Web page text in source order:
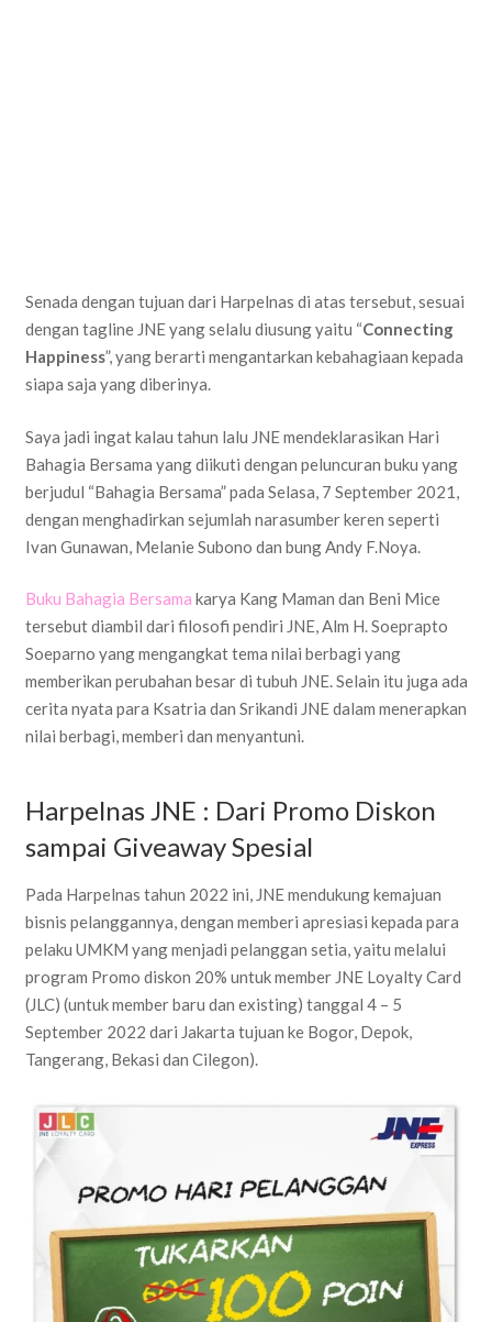
Senada dengan tujuan dari Harpelnas di atas tersebut, sesuai
dengan tagline JNE yang selalu diusung yaitu “Connecting
Happiness”, yang berarti mengantarkan kebahagiaan kepada
siapa saja yang diberinya.
Saya jadi ingat kalau tahun lalu JNE mendeklarasikan Hari
Bahagia Bersama yang diikuti dengan peluncuran buku yang
berjudul “Bahagia Bersama” pada Selasa, 7 September 2021,
dengan menghadirkan sejumlah narasumber keren seperti
Ivan Gunawan, Melanie Subono dan bung Andy F.Noya.
Buku Bahagia Bersama karya Kang Maman dan Beni Mice
tersebut diambil dari filosofi pendiri JNE, Alm H. Soeprapto
Soeparno yang mengangkat tema nilai berbagi yang
memberikan perubahan besar di tubuh JNE. Selain itu juga ada
cerita nyata para Ksatria dan Srikandi JNE dalam menerapkan
nilai berbagi, memberi dan menyantuni.
Harpelnas JNE : Dari Promo Diskon
sampai Giveaway Spesial
Pada Harpelnas tahun 2022 ini, JNE mendukung kemajuan
bisnis pelanggannya, dengan memberi apresiasi kepada para
pelaku UMKM yang menjadi pelanggan setia, yaitu melalui
program Promo diskon 20% untuk member JNE Loyalty Card
(JLC) (untuk member baru dan existing) tanggal 4 – 5
September 2022 dari Jakarta tujuan ke Bogor, Depok,
Tangerang, Bekasi dan Cilegon).